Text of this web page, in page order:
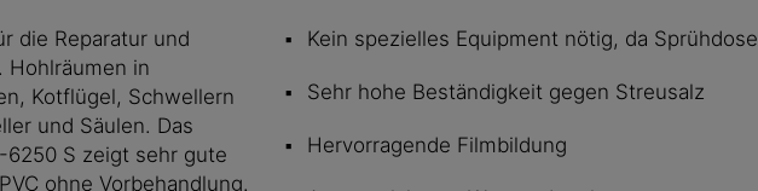
die Reparatur und
Hohlräumen in
Kotflügel, Schwellern
und Säulen. Das
S zeigt sehr gute
ohne Vorbehandlung.
Kein spezielles Equipment nötig, da Sprühdose
Sehr hohe Beständigkeit gegen Streusalz
Hervorragende Filmbildung